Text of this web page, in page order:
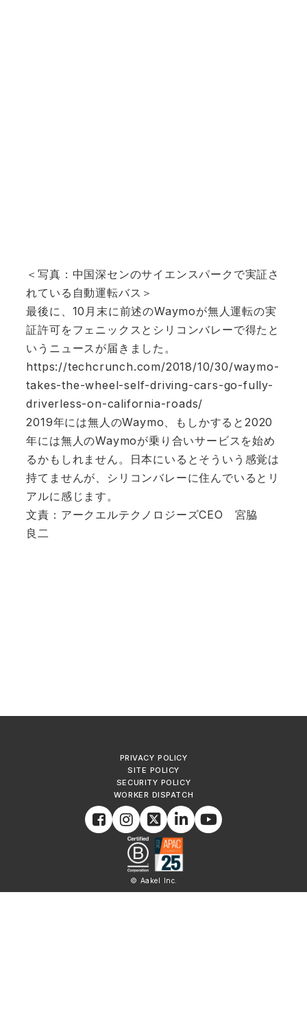
＜写真：中国深センのサイエンスパークで実証さ
れている自動運転バス＞
最後に、10月末に前述のWaymoが無人運転の実
証許可をフェニックスとシリコンバレーで得たと
いうニュースが届きました。
https://techcrunch.com/2018/10/30/waymo-
takes-the-wheel-self-driving-cars-go-fully-
driverless-on-california-roads/
2019年には無人のWaymo、もしかすると2020
年には無人のWaymoが乗り合いサービスを始め
るかもしれません。日本にいるとそういう感覚は
持てませんが、シリコンバレーに住んでいるとリ
アルに感じます。
文責：アークエルテクノロジーズCEO 宮脇
良二
PRIVACY POLICY
SITE POLICY
SECURITY POLICY
WORKER DISPATCH
© Aakel Inc.